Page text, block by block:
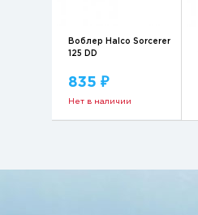
Воблер Halco Sorcerer
125 DD
835 ₽
Нет в наличии